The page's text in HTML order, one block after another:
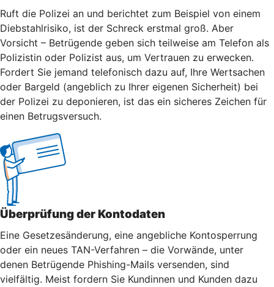
Ruft die Polizei an und berichtet zum Beispiel von einem
Diebstahlrisiko, ist der Schreck erstmal groß. Aber
Vorsicht – Betrügende geben sich teilweise am Telefon als
Polizistin oder Polizist aus, um Vertrauen zu erwecken.
Fordert Sie jemand telefonisch dazu auf, Ihre Wertsachen
oder Bargeld (angeblich zu Ihrer eigenen Sicherheit) bei
der Polizei zu deponieren, ist das ein sicheres Zeichen für
einen Betrugsversuch.
Überprüfung der Kontodaten
Eine Gesetzesänderung, eine angebliche Kontosperrung
oder ein neues TAN-Verfahren – die Vorwände, unter
denen Betrügende Phishing-Mails versenden, sind
vielfältig. Meist fordern Sie Kundinnen und Kunden dazu